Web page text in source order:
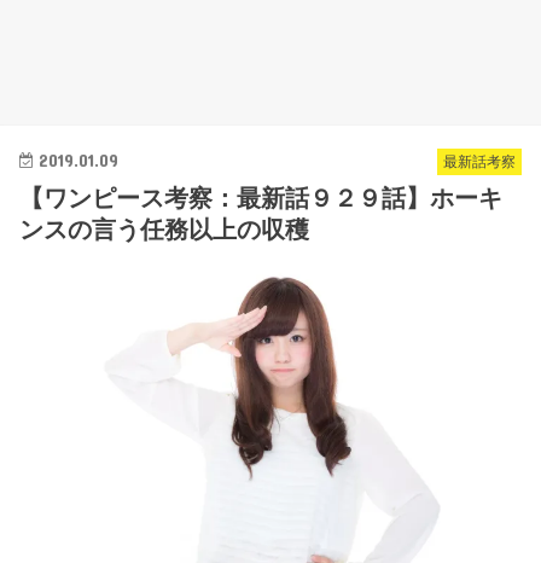
最新話考察
2019.01.09
【ワンピース考察：最新話９２９話】ホーキ
ンスの言う任務以上の収穫